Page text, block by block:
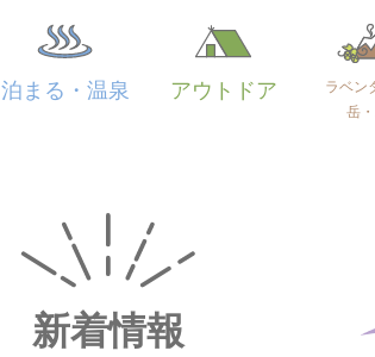
泊まる・温泉 アウトドア
ラベン
岳
新着情報